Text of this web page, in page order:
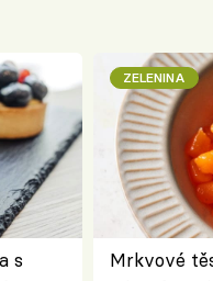
s
ZELENINA
Mrkvové